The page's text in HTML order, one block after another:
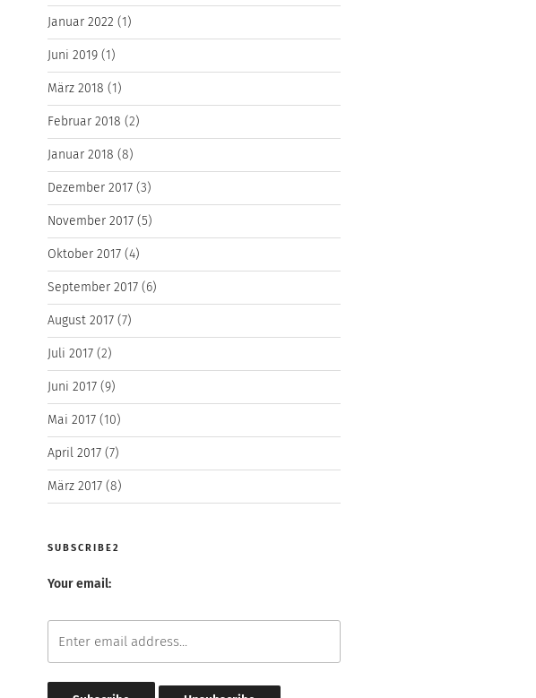
Januar 2022 (1)
Juni 2019 (1)
März 2018 (1)
Februar 2018 (2)
Januar 2018 (8)
Dezember 2017 (3)
November 2017 (5)
Oktober 2017 (4)
September 2017 (6)
August 2017 (7)
Juli 2017 (2)
Juni 2017 (9)
Mai 2017 (10)
April 2017 (7)
März 2017 (8)
SUBSCRIBE2
Your email: